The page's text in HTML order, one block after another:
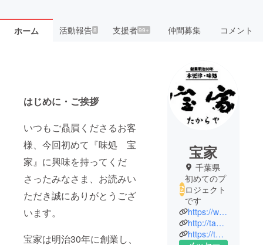
ホーム 活動報告8 支援者99+ 仲間募集 コメント
はじめに・ご挨拶
いつもご贔屓くださるお客
様、今回初めて『味処 宝
家』に興味を持ってくだ
さったみなさま、お読みい
ただき誠にありがとうござ
います。
宝家は明治30年に創業し、
宝家
千葉県
初めてのプ
ロジェクト
です
https://www.facebook.com/Takaraya-1427370784177996/
http://takaraya.awk.jp/
https://twitter.com/kiekongjapan